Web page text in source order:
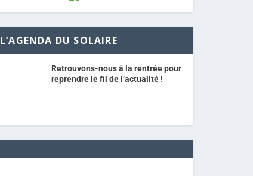
L’AGENDA DU SOLAIRE
Retrouvons-nous à la rentrée pour
reprendre le fil de l’actualité !